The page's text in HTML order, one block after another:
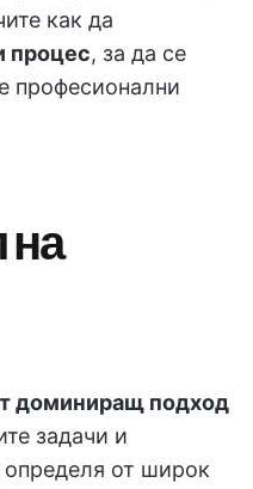
как да
процес, за да се
професионални
на
доминиращ подход
задачи и
определя от широк